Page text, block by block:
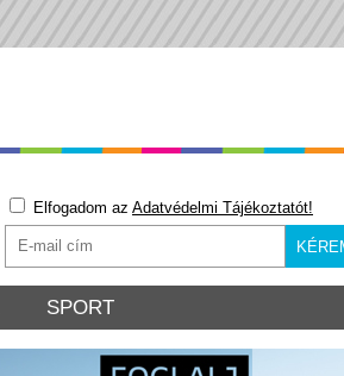
Elfogadom az Adatvédelmi Tájékoztatót!
SPORT